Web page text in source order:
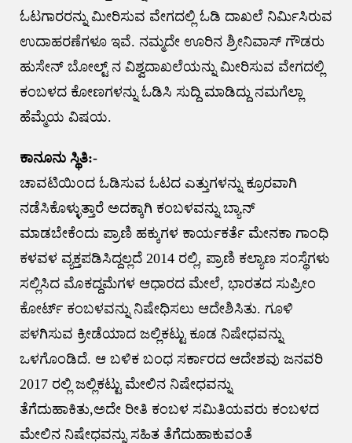
ಓಟಗಾರರನ್ನು ಮೀರಿಸುವ ವೇಗದಲ್ಲಿ ಓಡಿ ದಾಖಲೆ ನಿರ್ಮಿಸಿರುವ
ಉದಾಹರಣೆಗಳೂ ಇವೆ. ನಮ್ಮದೇ ಊರಿನ ಶ್ರೀನಿವಾಸ್ ಗೌಡರು
ಹುಸೇನ್ ಬೋಲ್ಟ್ ನ ವಿಶ್ವದಾಖಲೆಯನ್ನು ಮೀರಿಸುವ ವೇಗದಲ್ಲಿ
ಕಂಬಳದ ಕೋಣಗಳನ್ನು ಓಡಿಸಿ ಸುದ್ದಿ ಮಾಡಿದ್ದು ನಮಗೆಲ್ಲಾ
ಹೆಮ್ಮೆಯ ವಿಷಯ.
ಕಾನೂನು ಸ್ಥಿತಿ:-
ಚಾವಟಿಯಿಂದ ಓಡಿಸುವ ಓಟದ ಎತ್ತುಗಳನ್ನು ಕ್ರೂರವಾಗಿ
ನಡೆಸಿಕೊಳ್ಳುತ್ತಾರೆ ಅದಕ್ಕಾಗಿ ಕಂಬಳವನ್ನು ಬ್ಯಾನ್
ಮಾಡಬೇಕೆಂದು ಪ್ರಾಣಿ ಹಕ್ಕುಗಳ ಕಾರ್ಯಕರ್ತೆ ಮೇನಕಾ ಗಾಂಧಿ
ಕಳವಳ ವ್ಯಕ್ತಪಡಿಸಿದ್ದಲ್ಲದೆ 2014 ರಲ್ಲಿ, ಪ್ರಾಣಿ ಕಲ್ಯಾಣ ಸಂಸ್ಥೆಗಳು
ಸಲ್ಲಿಸಿದ ಮೊಕದ್ದಮೆಗಳ ಆಧಾರದ ಮೇಲೆ, ಭಾರತದ ಸುಪ್ರೀಂ
ಕೋರ್ಟ್ ಕಂಬಳವನ್ನು ನಿಷೇಧಿಸಲು ಆದೇಶಿಸಿತು. ಗೂಳಿ
ಪಳಗಿಸುವ ಕ್ರೀಡೆಯಾದ ಜಲ್ಲಿಕಟ್ಟು ಕೂಡ ನಿಷೇಧವನ್ನು
ಒಳಗೊಂಡಿದೆ. ಆ ಬಳಿಕ ಬಂಧ ಸರ್ಕಾರದ ಆದೇಶವು ಜನವರಿ
2017 ರಲ್ಲಿ ಜಲ್ಲಿಕಟ್ಟು ಮೇಲಿನ ನಿಷೇಧವನ್ನು
ತೆಗೆದುಹಾಕಿತು,ಅದೇ ರೀತಿ ಕಂಬಳ ಸಮಿತಿಯವರು ಕಂಬಳದ
ಮೇಲಿನ ನಿಷೇಧವನ್ನು ಸಹಿತ ತೆಗೆದುಹಾಕುವಂತೆ